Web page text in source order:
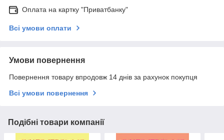
Оплата на картку "Приватбанку"
Всі умови оплати
Умови повернення
Повернення товару впродовж 14 днів за рахунок покупця
Всі умови повернення
Подібні товари компанії